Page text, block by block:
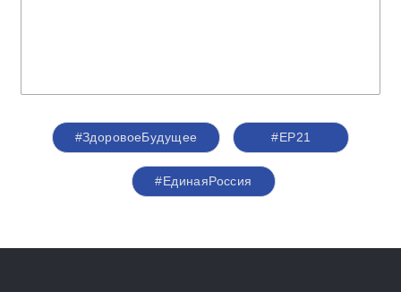
#ЗдоровоеБудущее #ЕР21
#ЕдинаяРоссия